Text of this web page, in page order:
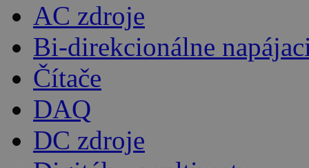
AC zdroje
Bi-direkcionálne
Čítače
DAQ
DC zdroje